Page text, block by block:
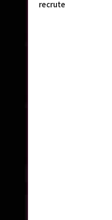
recrute